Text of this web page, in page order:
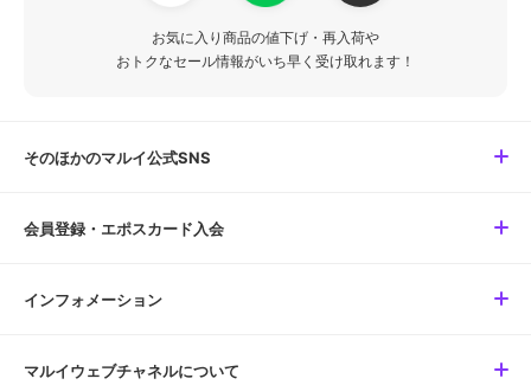
お気に入り商品の値下げ・再入荷や
おトクなセール情報がいち早く受け取れます！
そのほかのマルイ公式SNS
会員登録・エポスカード入会
インフォメーション
マルイウェブチャネルについて